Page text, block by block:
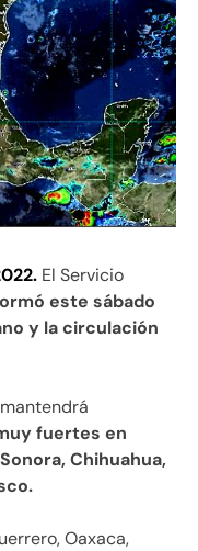
El Servicio
este sábado
y la circulación
fuertes en
Chihuahua,
Oaxaca,